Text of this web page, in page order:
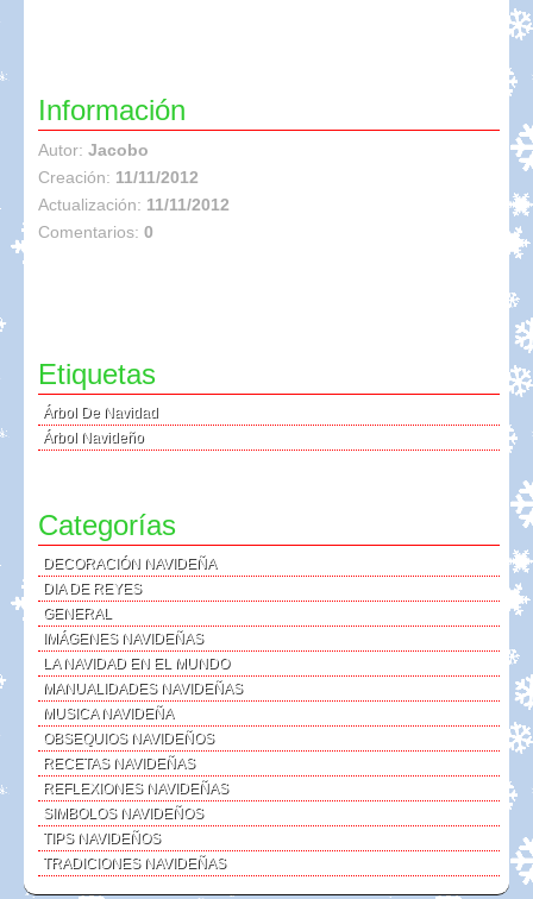
Información
Autor: Jacobo
Creación: 11/11/2012
Actualización: 11/11/2012
Comentarios: 0
Etiquetas
Árbol De Navidad
Árbol Navideño
Categorías
DECORACIÓN NAVIDEÑA
DIA DE REYES
GENERAL
IMÁGENES NAVIDEÑAS
LA NAVIDAD EN EL MUNDO
MANUALIDADES NAVIDEÑAS
MUSICA NAVIDEÑA
OBSEQUIOS NAVIDEÑOS
RECETAS NAVIDEÑAS
REFLEXIONES NAVIDEÑAS
SIMBOLOS NAVIDEÑOS
TIPS NAVIDEÑOS
TRADICIONES NAVIDEÑAS